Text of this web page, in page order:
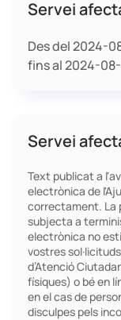
Servei
Des del 2024-
fins al 2024-
Servei
Text publicat a
electrònica de
correctament. La
subjecta a
electrònica no
vostres
d’Atenció
físiques) o bé en
en el cas de
disculpes pels